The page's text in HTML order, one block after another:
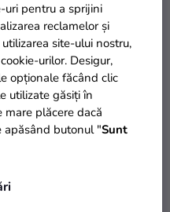
uri pentru a sprijini
reclamelor și
site-ului nostru,
urilor. Desigur,
opționale făcând clic
utilizate găsiți în
mare plăcere dacă
apăsând butonul "Sunt
A5 Harry Potter -
Lei